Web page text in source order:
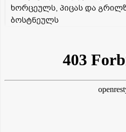
ხორცეულს, პიცას და
ბოსტნეულს